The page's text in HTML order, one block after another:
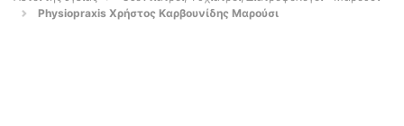
Physiopraxis Χρήστος Καρβουνίδης Μαρούσι